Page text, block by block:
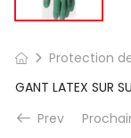
Protection
Prev